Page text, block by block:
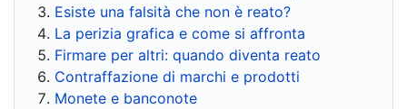
Esiste una falsità che non è reato?
La perizia grafica e come si affronta
Firmare per altri: quando diventa reato
Contraffazione di marchi e prodotti
Monete e banconote